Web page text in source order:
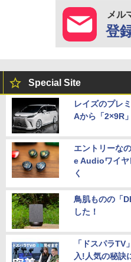
メル
登
Special Site
レイズのプレ
Aから「2×9R
エントリーな
e Audioワイヤ
く
鳥肌ものの「
した！
「ドスパラ
入!人気の秘訣